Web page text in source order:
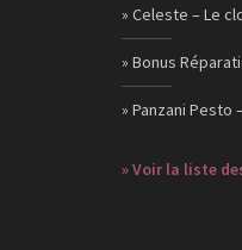
» Celeste – Le
» Bonus
» Panzani Pesto
» Voir la liste